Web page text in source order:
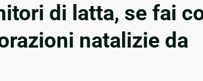
di latta, se fai
natalizie da